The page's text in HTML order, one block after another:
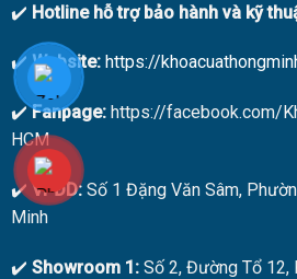
✔️ Hotline hỗ trợ bảo hành và kỹ
✔️ Website: https://
✔️Fanpage:https://facebook.com/
HCM
✔️VPĐD: Số 1 Đặng Văn Sâm,
Minh
✔️ Showroom 1:Số 2, Đường Tổ 12,